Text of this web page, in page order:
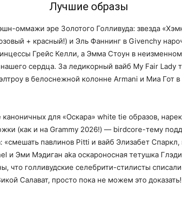
Лучшие образы
оммажи эре Золотого Голливуда: звезда
+ красный!) и Эль Фаннинг в Givenchy
Грейс Келли, а Эмма Стоун в
сердца. За ледикорный вайб My Fair Lady
в белоснежной колонне Armani и Миа Гот
для «Оскара» white tie образов,
(как и на Grammy 2026!) — birdcore-тему
«смешать павлинов Pitti и вайб Элизабет Спаркл,
и Эми Мэдиган aka оскароносная тетушка
что голливудские селебрити-стилисты
Салават, просто пока не можем это доказать!